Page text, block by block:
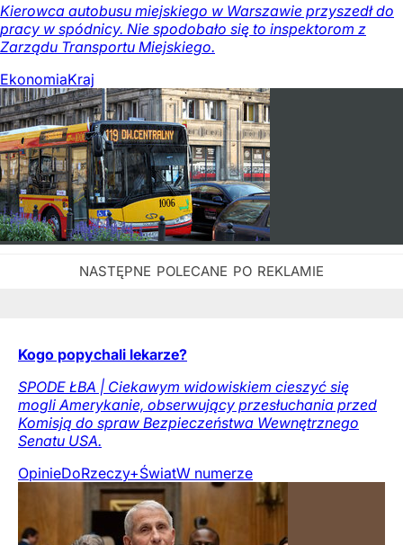
Kierowca autobusu miejskiego w Warszawie przyszedł do
pracy w spódnicy. Nie spodobało się to inspektorom z
Zarządu Transportu Miejskiego.
EkonomiaKraj
Kogo popychali lekarze?
SPODE ŁBA | Ciekawym widowiskiem cieszyć się
mogli Amerykanie, obserwujący przesłuchania przed
Komisją do spraw Bezpieczeństwa Wewnętrznego
Senatu USA.
OpinieDoRzeczy+ŚwiatW numerze